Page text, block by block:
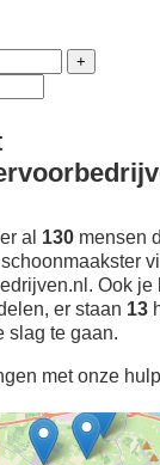
al 130 mensen
Ook je
er staan 13
slag te gaan.
met onze